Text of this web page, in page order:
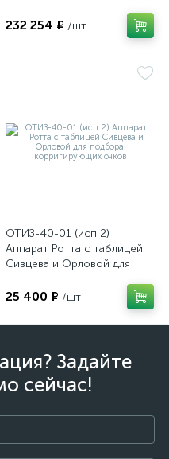
232 254 ₽ /шт
ОТИЗ-40-01 (исп 2)
Аппарат Ротта с таблицей
Сивцева и Орловой для
очков
25 400 ₽ /шт
Задайте
сейчас!